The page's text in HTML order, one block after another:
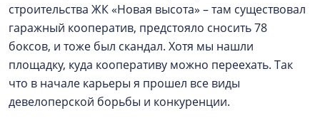
строительства ЖК «Новая высота» – там существовал
гаражный кооператив, предстояло сносить 78
боксов, и тоже был скандал. Хотя мы нашли
площадку, куда кооперативу можно переехать. Так
что в начале карьеры я прошел все виды
девелоперской борьбы и конкуренции.